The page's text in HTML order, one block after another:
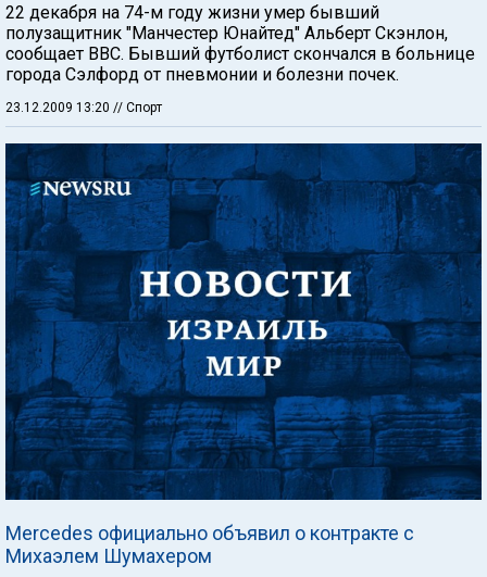
22 декабря на 74-м году жизни умер бывший
полузащитник "Манчестер Юнайтед" Альберт Скэнлон,
сообщает ВВС. Бывший футболист скончался в больнице
города Сэлфорд от пневмонии и болезни почек.
23.12.2009 13:20 // Спорт
Mercedes официально объявил о контракте с
Михаэлем Шумахером